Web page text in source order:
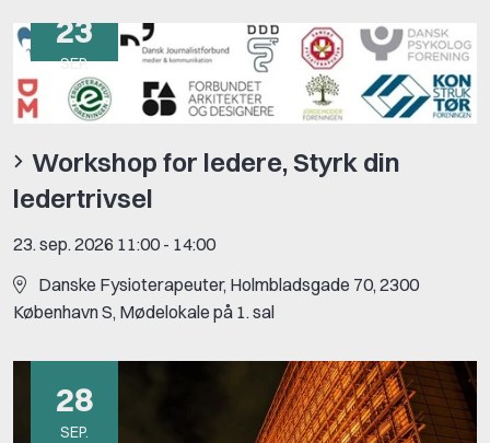
23
SEP.
Workshop for ledere, Styrk din
ledertrivsel
23. sep. 2026 11:00 - 14:00
Danske Fysioterapeuter, Holmbladsgade 70, 2300
København S, Mødelokale på 1. sal
28
SEP.